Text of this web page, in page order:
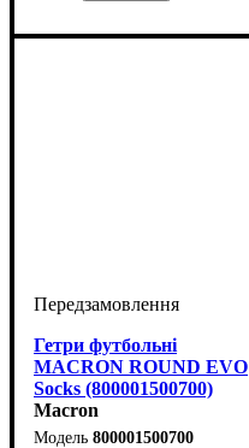
Гетри футбольні
MACRON ROUND EVO
Socks (800001500700)
Macron
800001500700